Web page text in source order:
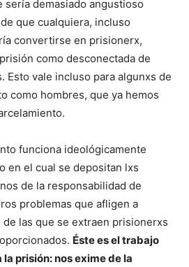
sería demasiado angustioso
que cualquiera, incluso
convertirse en prisionerx,
como desconectada de
Esto vale incluso para algunxs de
como hombres, que ya hemos
funciona ideológicamente
en el cual se depositan lxs
de la responsabilidad de
problemas que afligen a
las que se extraen prisionerxs
Éste es el trabajo
prisión: nos exime de la